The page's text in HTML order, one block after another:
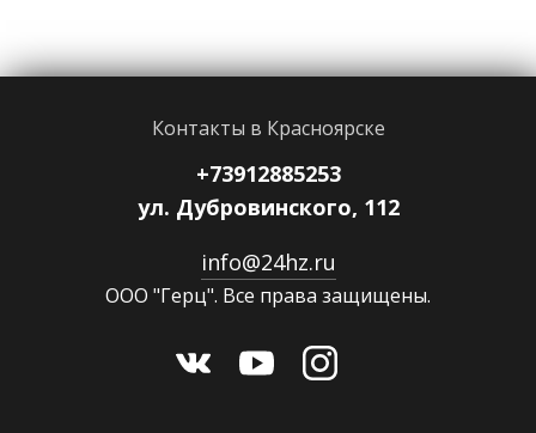
Контакты в Красноярске
+73912885253
ул. Дубровинского, 112
info@24hz.ru
ООО "Герц". Все права защищены.